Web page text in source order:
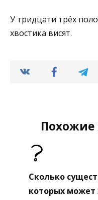
У тридцати трёх
хвостика висят.
Похожие
Сколько
которых может